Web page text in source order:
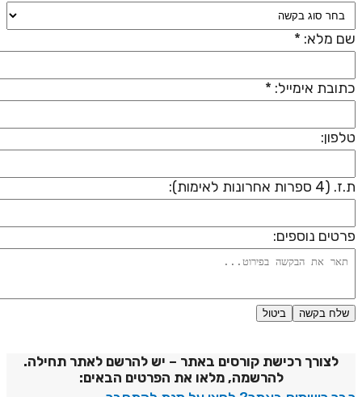
מלא: *
אימייל: *
ספרות אחרונות לאימות):
נוספים:
שלח בקשה ביטול
לצורך רכישת קורסים באתר – יש להרשם לאתר תחילה.
להרשמה, מלאו את הפרטים הבאים: